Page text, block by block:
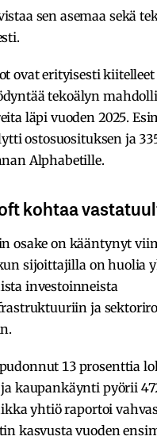
sen asemaa sekä
ovat erityisesti
tekoälyn
läpi vuoden 2025.
ostosuosituksen ja
Alphabetille.
kohtaa
osake on kääntynyt
sijoittajilla on huolia
investoinneista
ja
13 prosenttia
kaupankäynti pyörii
yhtiö raportoi
kasvusta vuoden